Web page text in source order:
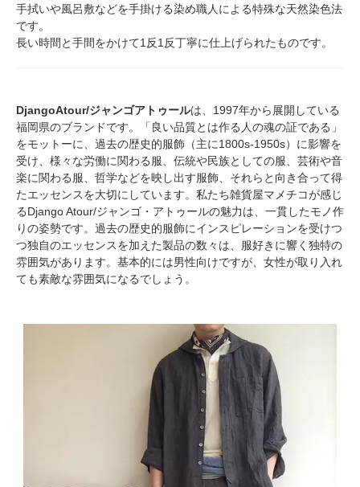
手拭いや風呂敷などを手掛ける染め職人による特殊な天然染色法
です。
長い時間と手間をかけて1反1反丁寧に仕上げられたものです。
DjangoAtour/ジャンゴアトゥールは、1997年から展開している
福岡県のブランドです。「良い品質とは作る人の魂の証である」
をモットーに、過去の歴史的服飾（主に1800s-1950s）に影響を
受け、様々な労働に関わる服、伝統や民族としての服、芸術や音
楽に関わる服、哲学などを映し出す服飾、それらと向き合って得
たエッセンスを大切にしています。私たち雑貨屋マメチコが感じ
るDjango Atour/ジャンゴ・アトゥールの魅力は、一貫したモノ作
りの姿勢です。過去の歴史的服飾にインスピレーションを受けつ
つ独自のエッセンスを加えた製品の数々は、服好きに響く独特の
雰囲気があります。基本的には男性向けですが、女性が取り入れ
ても素敵な雰囲気になるでしょう。